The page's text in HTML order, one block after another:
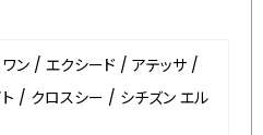
ワン / エクシード / アテッサ /
/ クロスシー / シチズン エル